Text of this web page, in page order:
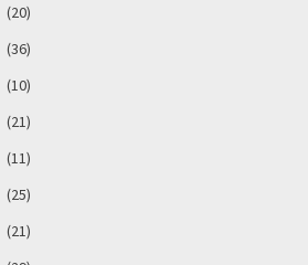
(20)
(36)
(10)
(21)
(11)
(25)
(21)